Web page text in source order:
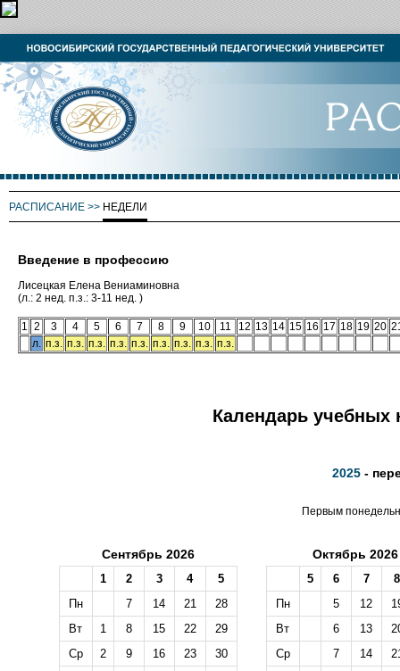
РАСПИСАНИЕ >> НЕДЕЛИ
Введение в профессию
Лисецкая Елена Вениаминовна
(л.: 2 нед. п.з.: 3-11 нед. )
1 2 3 4 5 6 7 8 9 10 11 12 13 14 15 16 17 18 19 20
л. п.з. п.з. п.з. п.з. п.з. п.з. п.з. п.з. п.з.
Календарь учебных
2025 -
Первым
Сентябрь 2026
1 2 3 4
5
Пн
7 14 21
28
Вт
1 8 15 22
29
Ср
2 9 16 23
30
Октябрь 2026
5 6 7
8
Пн
5 12
Вт
6 13
Ср
7 14